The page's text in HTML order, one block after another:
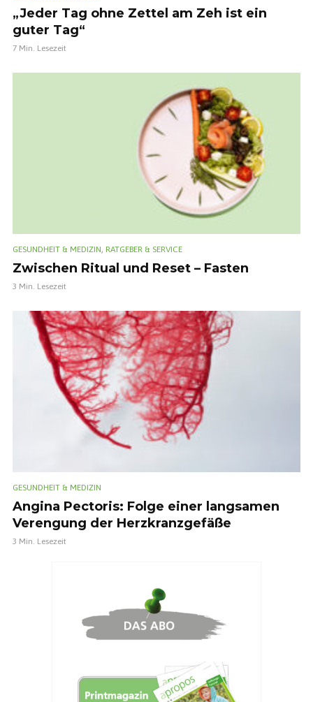
„Jeder Tag ohne Zettel am Zeh ist ein
guter Tag“
7 Min. Lesezeit
GESUNDHEIT & MEDIZIN, RATGEBER & SERVICE
Zwischen Ritual und Reset – Fasten
3 Min. Lesezeit
GESUNDHEIT & MEDIZIN
Angina Pectoris: Folge einer langsamen
Verengung der Herzkranzgefäße
3 Min. Lesezeit